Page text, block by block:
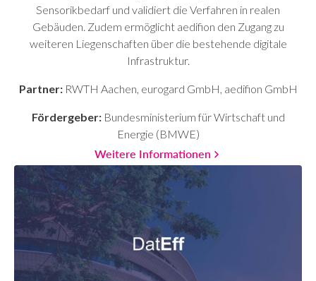
Sensorikbedarf und validiert die Verfahren in realen
Gebäuden. Zudem ermöglicht aedifion den Zugang zu
weiteren Liegenschaften über die bestehende digitale
Infrastruktur.
Partner:RWTH Aachen, eurogard GmbH, aedifion GmbH
Fördergeber:Bundesministerium für Wirtschaft und
Energie (BMWE)
Weitere Informationen